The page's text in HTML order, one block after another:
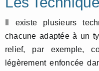
Il existe plusieurs
chacune adaptée à un
relief, par exemple,
légèrement enfoncée